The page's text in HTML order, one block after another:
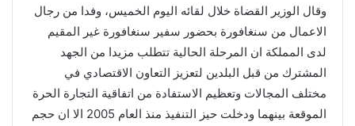
وقال الوزير القضاة خلال لقائه اليوم الخميس، وفدا من رجال
الاعمال من سنغافورة بحضور سفير سنغافورة غير المقيم
لدى المملكة ان المرحلة الحالية تتطلب مزيدا من الجهد
المشترك من قبل البلدين لتعزيز التعاون الاقتصادي في
مختلف المجالات وتعظيم الاستفادة من اتفاقية التجارة الحرة
الموقعة بينهما ودخلت حيز التنفيذ منذ العام 2005 الا ان حجم